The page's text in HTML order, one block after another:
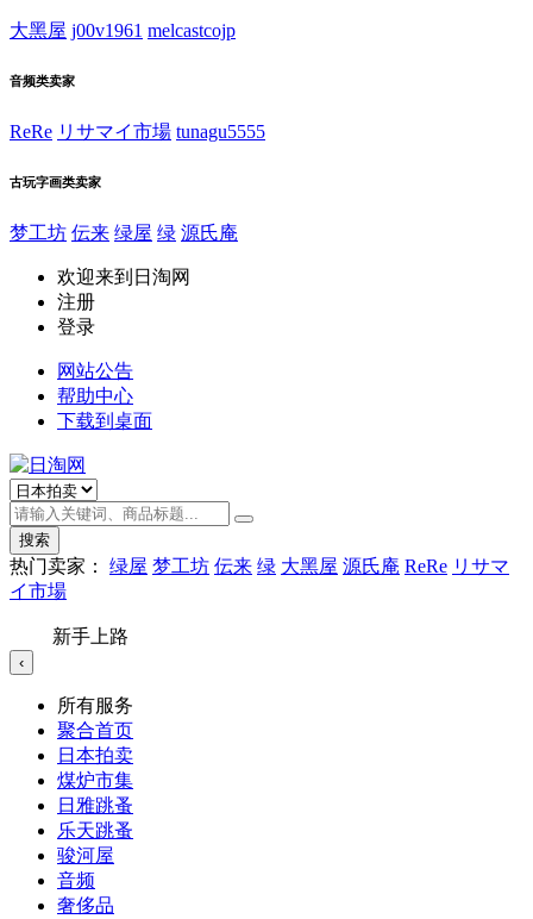
大黑屋 j00v1961 melcastcojp
音频类卖家
ReRe リサマイ市場 tunagu5555
古玩字画类卖家
梦工坊 伝来 绿屋 绿 源氏庵
欢迎来到日淘网
注册
登录
网站公告
帮助中心
下载到桌面
搜索
热门卖家： 绿屋 梦工坊 伝来 绿 大黑屋 源氏庵 ReRe リサマ
イ市場
新手上路
‹
所有服务
聚合首页
日本拍卖
煤炉市集
日雅跳蚤
乐天跳蚤
骏河屋
音频
奢侈品